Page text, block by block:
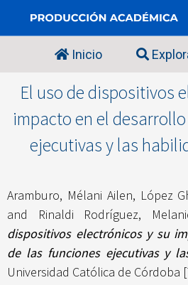
Inicio
El uso de dispositivos
impacto en el
ejecutivas y las
Aramburo, Mélani Ailen, López
and
Rinaldi Rodríguez,
dispositivos electrónicos y su
de las funciones ejecutivas y
Universidad Católica de Córdoba